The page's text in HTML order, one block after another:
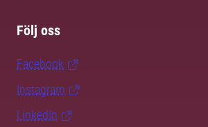
Följ oss
Facebook
Instagram
LinkedIn